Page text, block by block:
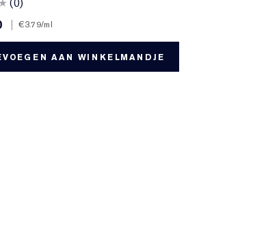
| €3.79/ml
AAN WINKELMANDJE